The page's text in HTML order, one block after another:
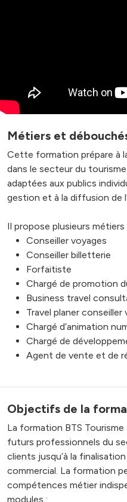
Métiers et
Cette formation prépare à
dans le secteur du
adaptées aux publics
gestion et à la diffusion de
Il propose plusieurs métiers
Conseiller voyages
Conseiller billetterie
Forfaitiste
Chargé de promotion
Business travel
Travel planer conseiller
Chargé d’animation
Chargé de
Agent de vente et de
Objectifs de la
La formation BTS
futurs professionnels du
clients jusqu’à la
commercial. La formation
compétences métier
modules :